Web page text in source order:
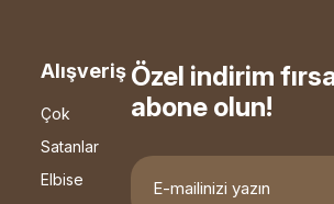
Alışveriş
Çok
Satanlar
Elbise
Özel indirim
abone olun!